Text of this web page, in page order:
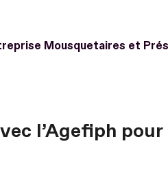
Mousquetaires et
l’Agefiph